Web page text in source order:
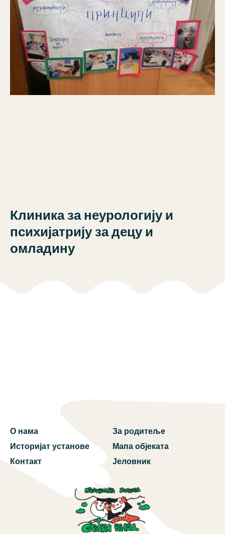
Клиника за неурологију и
психијатрију за децу и
омладину
О нама
Историјат установе
Контакт
За родитеље
Мапа објеката
Јеловник